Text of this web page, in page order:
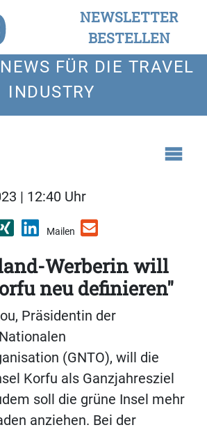
NEWSLETTER
BESTELLEN
FÜR DIE TRAVEL
INDUSTRY
| 12:40 Uhr
Mailen
Werberin will
neu definieren"
Präsidentin der
(GNTO), will die
Korfu als Ganzjahresziel
soll die grüne Insel mehr
anziehen. Bei der